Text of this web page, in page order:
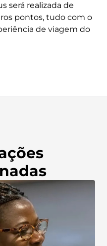
será realizada de
pontos, tudo com o
de viagem do